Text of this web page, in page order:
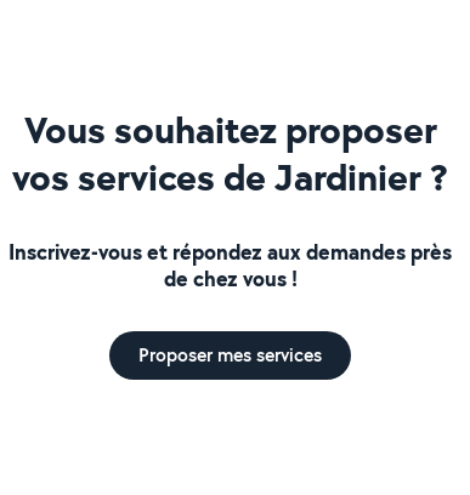
Vous souhaitez proposer
vos services de Jardinier ?
Inscrivez-vous et répondez aux demandes près
de chez vous !
Proposer mes services